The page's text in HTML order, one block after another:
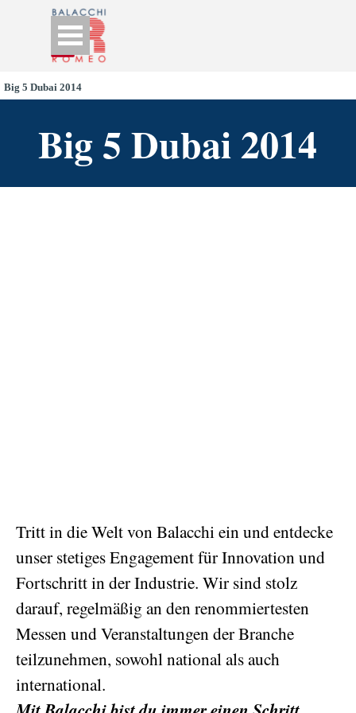
Go to content
Skip menu
Big 5 Dubai 2014
Big 5 Dubai 2014
Tritt in die Welt von Balacchi ein und entdecke
unser stetiges Engagement für Innovation und
Fortschritt in der Industrie. Wir sind stolz
darauf, regelmäßig an den renommiertesten
Messen und Veranstaltungen der Branche
teilzunehmen, sowohl national als auch
international.